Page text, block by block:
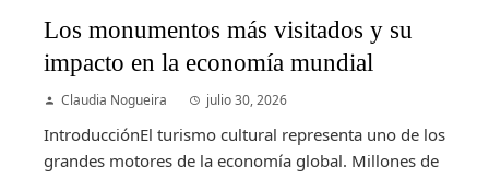
Los monumentos más visitados y su
impacto en la economía mundial
Claudia Nogueira julio 30, 2026
IntroducciónEl turismo cultural representa uno de los
grandes motores de la economía global. Millones de